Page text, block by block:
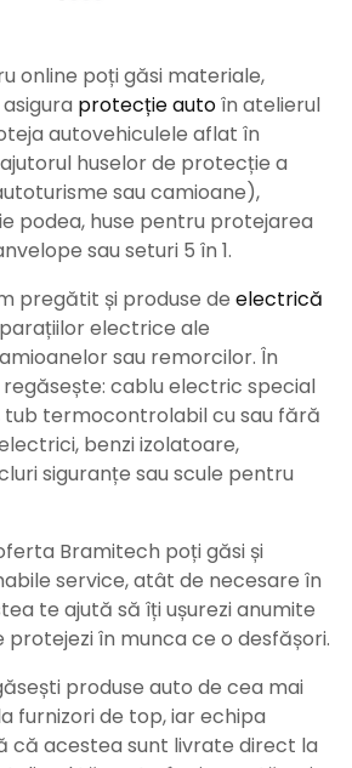
online poți găsi materiale,
protecție autoîn atelierul
autovehiculele aflat în
huselor de protecție a
sau camioane),
podea, huse pentru protejarea
sau seturi 5 în 1.
pregătit și produse de electrică
electrice ale
sau remorcilor. În
cablu electric special
termocontrolabil cu sau fără
benzi izolatoare,
siguranțe sau scule pentru
Bramitech poți găsi și
service, atât de necesare în
te ajută să îți ușurezi anumite
protejezi în munca ce o desfășori.
produse auto de cea mai
furnizori de top, iar echipa
că acestea sunt livrate direct la